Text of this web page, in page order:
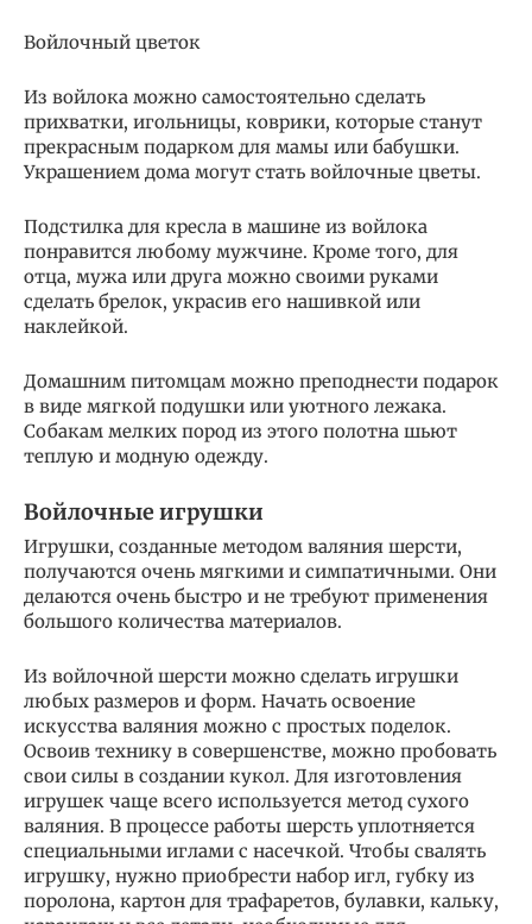
Войлочный цветок
Из войлока можно самостоятельно сделать
прихватки, игольницы, коврики, которые станут
прекрасным подарком для мамы или бабушки.
Украшением дома могут стать войлочные цветы.
Подстилка для кресла в машине из войлока
понравится любому мужчине. Кроме того, для
отца, мужа или друга можно своими руками
сделать брелок, украсив его нашивкой или
наклейкой.
Домашним питомцам можно преподнести подарок
в виде мягкой подушки или уютного лежака.
Собакам мелких пород из этого полотна шьют
теплую и модную одежду.
Войлочные игрушки
Игрушки, созданные методом валяния шерсти,
получаются очень мягкими и симпатичными. Они
делаются очень быстро и не требуют применения
большого количества материалов.
Из войлочной шерсти можно сделать игрушки
любых размеров и форм. Начать освоение
искусства валяния можно с простых поделок.
Освоив технику в совершенстве, можно пробовать
свои силы в создании кукол. Для изготовления
игрушек чаще всего используется метод сухого
валяния. В процессе работы шерсть уплотняется
специальными иглами с насечкой. Чтобы свалять
игрушку, нужно приобрести набор игл, губку из
поролона, картон для трафаретов, булавки, кальку,